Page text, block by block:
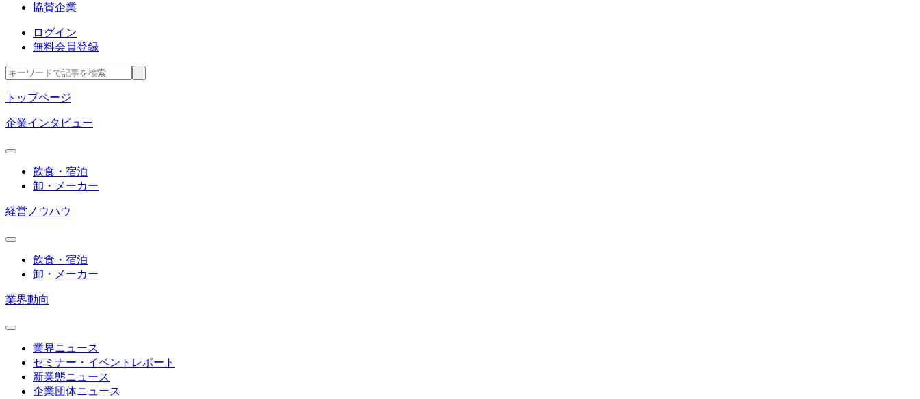
協賛企業
ログイン
無料会員登録
トップページ
企業インタビュー
飲食・宿泊
卸・メーカー
経営ノウハウ
飲食・宿泊
卸・メーカー
業界動向
業界ニュース
セミナー・イベントレポート
新業態ニュース
企業団体ニュース